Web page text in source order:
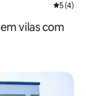
5 de
5 (4)
vilas com